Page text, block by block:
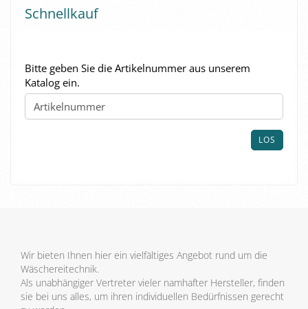
Schnellkauf
BITTE
GEBEN
SIE
DIE
Bitte geben Sie die Artikelnummer aus unserem
Katalog ein.
LOS
Wir bieten Ihnen hier ein vielfältiges Angebot rund um die
Wäschereitechnik.
Als unabhängiger Vertreter vieler namhafter Hersteller, finden
sie bei uns alles, um ihren individuellen Bedürfnissen gerecht